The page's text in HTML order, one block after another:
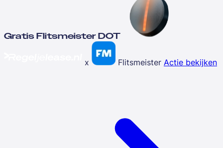
Gratis Flitsmeister DOT
x Flitsmeister Actie bekijken